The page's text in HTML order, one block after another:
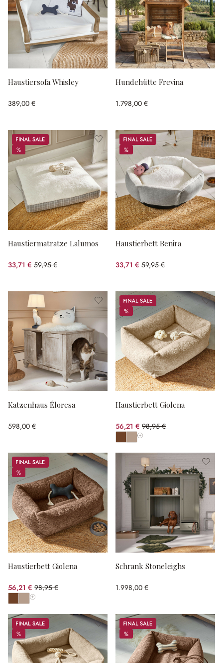
Haustiersofa Whisley
389,00 €
Hundehütte Frevina
1.798,00 €
Sale
%
%
Haustiermatratze Lalumos
33,71 € 59,95 €
(43.77% gespart)
Sale
%
%
Haustierbett Benira
33,71 € 59,95 €
(43.77% gespart)
Katzenhaus Éloresa
598,00 €
Sale
%
%
Haustierbett Giolena
56,21 € 98,95 €
(43.19% gespart)
Alle Farben anzeigen
Sale
%
%
Haustierbett Giolena
56,21 € 98,95 €
(43.19% gespart)
Alle Farben anzeigen
Schrank Stoneleighs
1.998,00 €
Sale
%
%
Sale
%
%